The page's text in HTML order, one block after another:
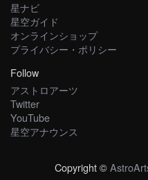
星ナビ
星空ガイド
オンラインショップ
プライバシー・ポリシー
Follow
アストロアーツ
Twitter
YouTube
星空アナウンス
Copyright ©